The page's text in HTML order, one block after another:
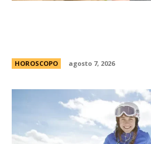
HOROSCOPO agosto 7, 2026